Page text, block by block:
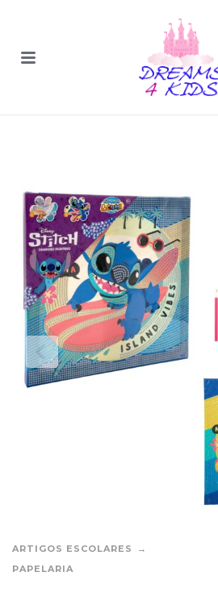
ARTIGOS ESCOLARES
PAPELARIA